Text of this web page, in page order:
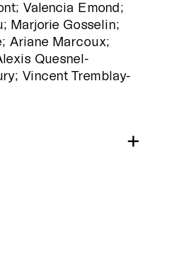
Valencia Emond;
Marjorie Gosselin;
Ariane Marcoux;
Quesnel-
Vincent Tremblay-